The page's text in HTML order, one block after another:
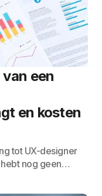
een
en kosten
tot UX-designer
hebt nog geen…